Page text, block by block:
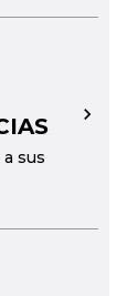
sus
→